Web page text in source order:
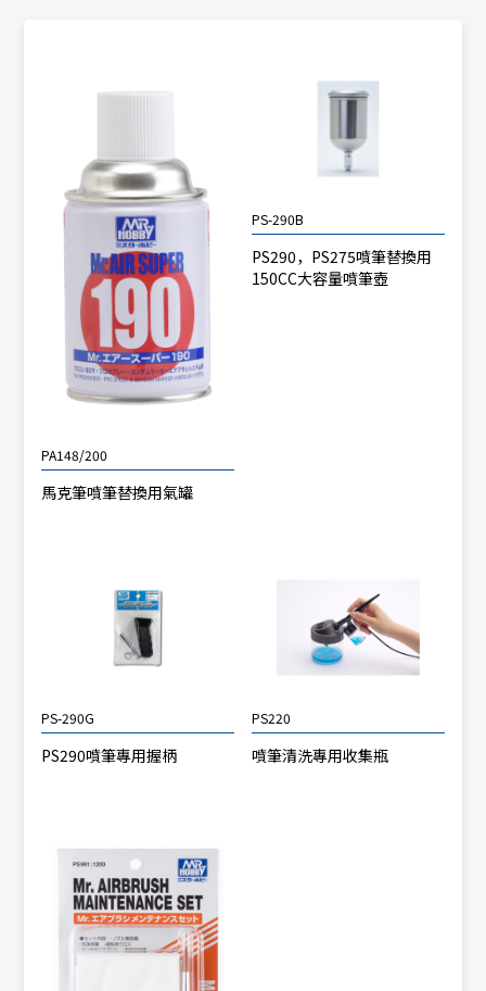
PA148/200
馬克筆噴筆替換用氣罐
PS-290B
PS290，PS275噴筆替換用
150CC大容量噴筆壺
PS-290G
PS290噴筆專用握柄
PS220
噴筆清洗專用收集瓶